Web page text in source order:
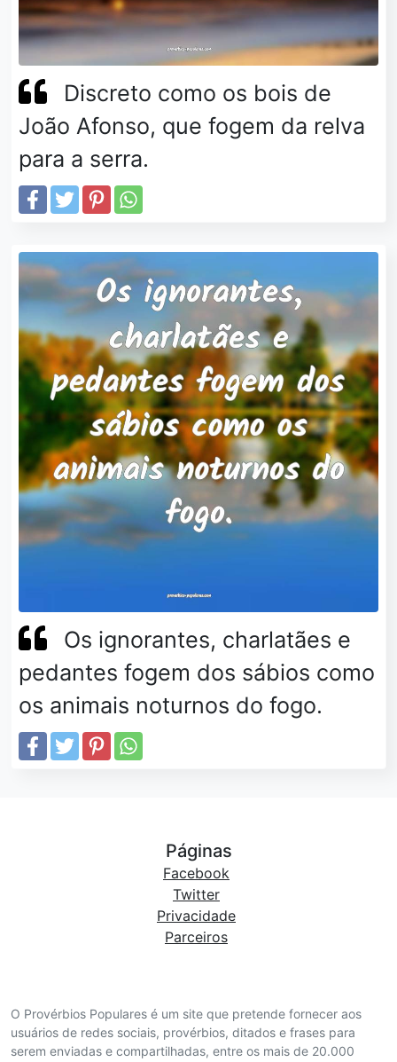
Discreto como os bois de
João Afonso, que fogem da relva
para a serra.
Os ignorantes, charlatães e
pedantes fogem dos sábios como
os animais noturnos do fogo.
O Provérbios Populares é um site que pretende fornecer aos
usuários de redes sociais, provérbios, ditados e frases para
serem enviadas e compartilhadas, entre os mais de 20.000
Páginas
Facebook
Twitter
Privacidade
Parceiros